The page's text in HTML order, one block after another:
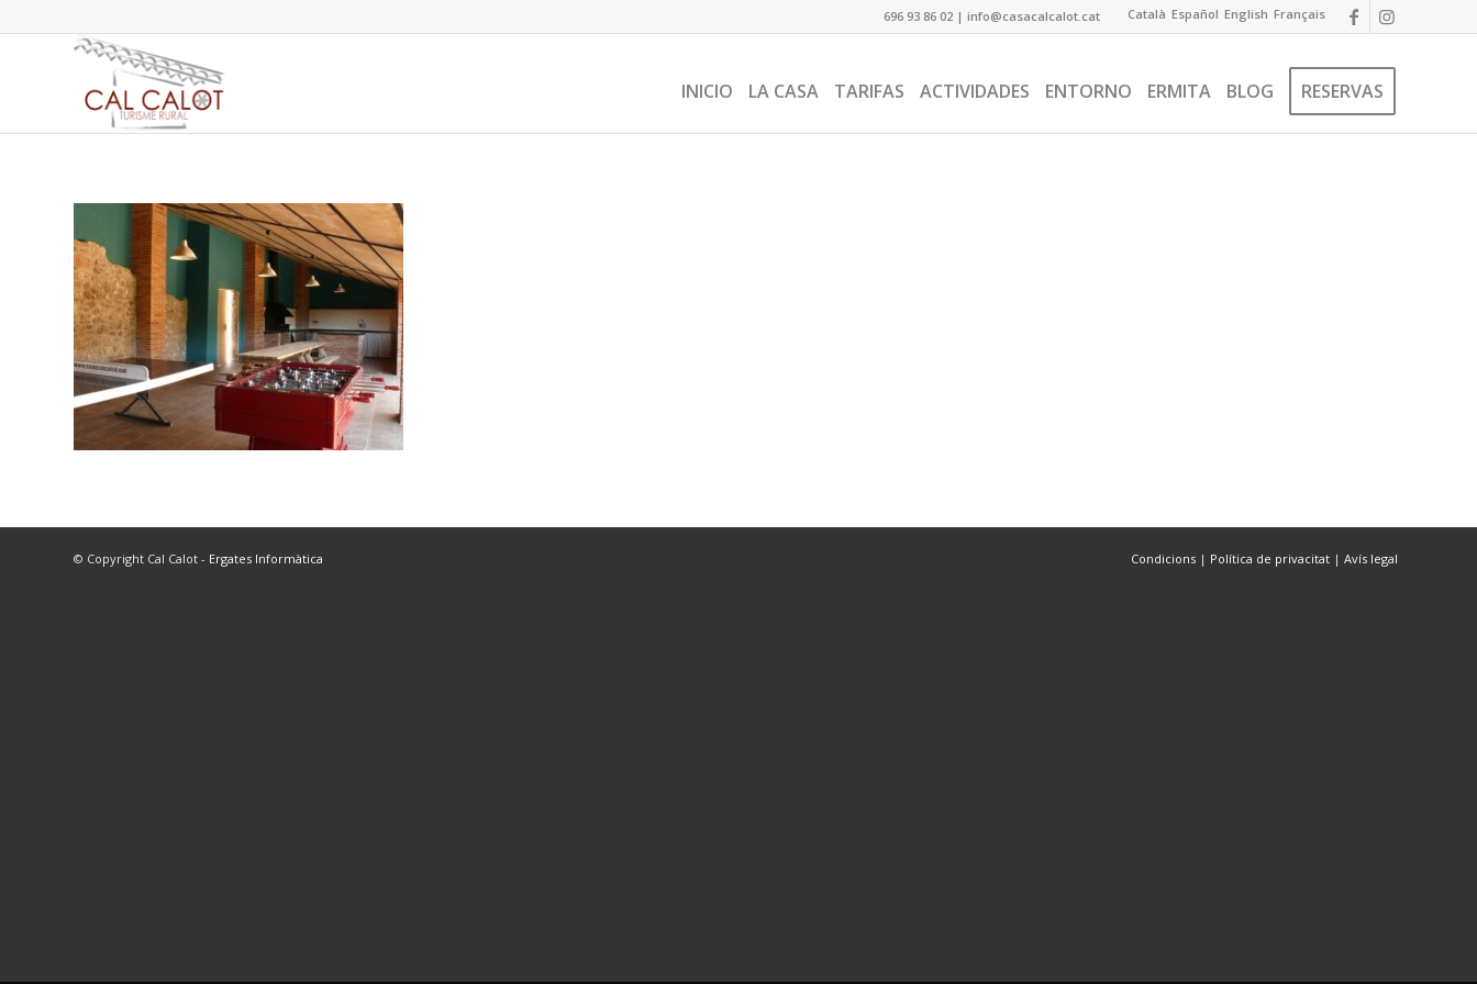
Català Español English Français
696 93 86 02 | info@casacalcalot.cat
INICIO LA CASA TARIFAS ACTIVIDADES ENTORNO ERMITA BLOG RESERVAS
© Copyright Cal Calot - Ergates Informàtica Condicions | Política de privacitat | Avís legal